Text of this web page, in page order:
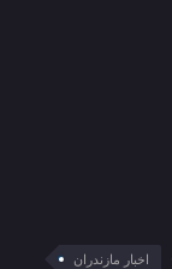
اخبار مازندران